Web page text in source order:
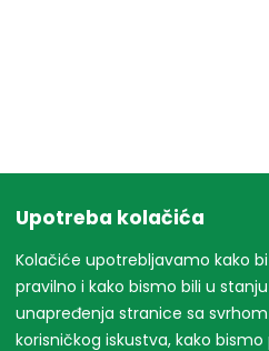
Upotreba kolačića
Kolačiće upotrebljavamo kako
pravilno i kako bismo bili u
unapređenja stranice sa
korisničkog iskustva, kako